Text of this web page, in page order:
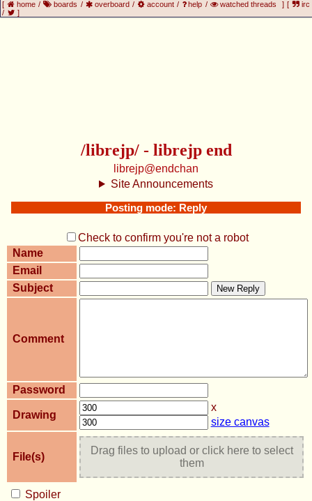
[ home / boards / overboard / account / help / watched threads ] [
irc
/
]
/librejp/ - librejp end
librejp@endchan
Site Announcements
Posting mode: Reply
Check to confirm you're not a robot
Name
Email
Subject
New Reply
Comment
Password
Drawing
x
size canvas
File(s)
Drag files to upload or click here to select
them
Spoiler